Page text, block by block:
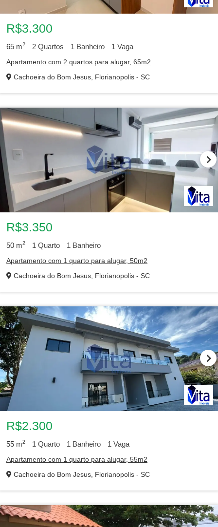
R$3.300
65 m2 2 Quartos 1 Banheiro 1 Vaga
Apartamento com 2 quartos para alugar, 65m2
Cachoeira do Bom Jesus, Florianopolis - SC
R$3.350
50 m2 1 Quarto 1 Banheiro
Apartamento com 1 quarto para alugar, 50m2
Cachoeira do Bom Jesus, Florianopolis - SC
R$2.300
55 m2 1 Quarto 1 Banheiro 1 Vaga
Apartamento com 1 quarto para alugar, 55m2
Cachoeira do Bom Jesus, Florianopolis - SC